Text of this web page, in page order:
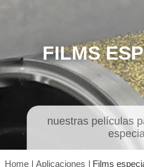
FILMS
nuestras películas
Home Aplicaciones Films